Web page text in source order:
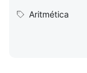
Aritmética